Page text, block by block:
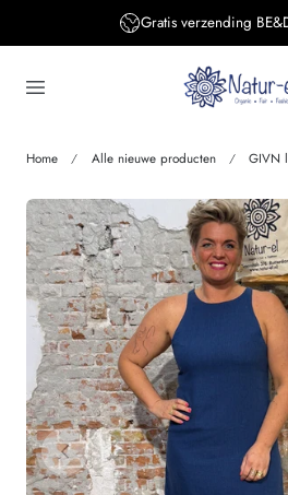
Gratis verzending
Home Alle nieuwe producten